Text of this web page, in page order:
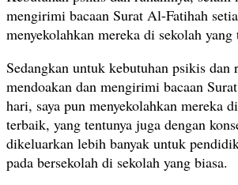
mengirimi bacaan Surat Al-Fatihah
menyekolahkan mereka di sekolah yang
Sedangkan untuk kebutuhan psikis dan
mendoakan dan mengirimi bacaan
hari, saya pun menyekolahkan mereka
terbaik, yang tentunya juga dengan
dikeluarkan lebih banyak untuk
pada bersekolah di sekolah yang biasa.